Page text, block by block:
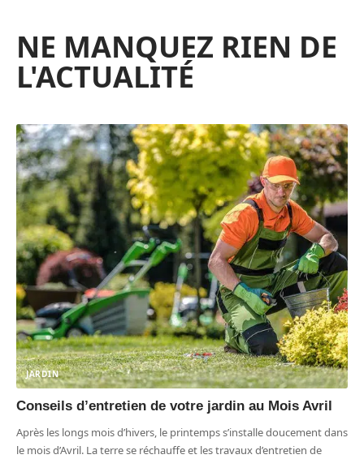
NE MANQUEZ RIEN DE
L'ACTUALITÉ
JARDIN
Conseils d’entretien de votre jardin au Mois Avril
Après les longs mois d’hivers, le printemps s’installe doucement dans
le mois d’Avril. La terre se réchauffe et les travaux d’entretien de